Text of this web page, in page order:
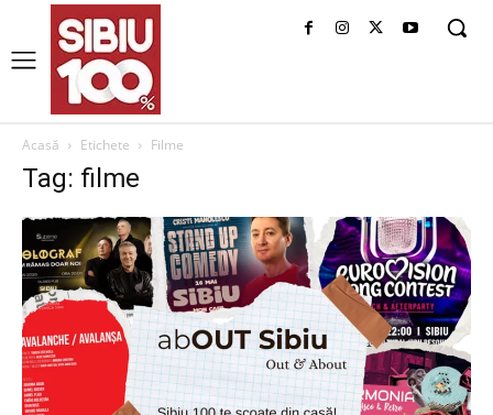
Acasă Etichete Filme
Tag: filme